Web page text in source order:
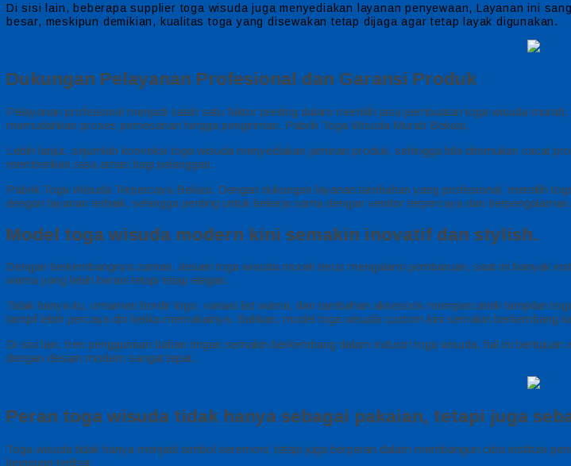
Di sisi lain, beberapa supplier toga wisuda juga menyediakan layanan penyewaan, Layanan ini
besar, meskipun demikian, kualitas toga yang disewakan tetap dijaga agar tetap layak digunakan.
Dukungan Pelayanan Profesional dan Garansi Produk
Pelayanan profesional menjadi salah satu faktor penting dalam memilih jasa pembuatan toga wisuda
memudahkan proses pemesanan hingga pengiriman. Pabrik Toga Wisuda Murah Bekasi,
Lebih lanjut, sejumlah konveksi toga wisuda menyediakan jaminan produk, sehingga bila ditemukan cacat
memberikan rasa aman bagi pelanggan.
Pabrik Toga Wisuda Terpercaya Bekasi, Dengan dukungan layanan tambahan yang profesional, memilih
dengan layanan terbaik, sehingga penting untuk bekerja sama dengan vendor terpercaya dan berpengalaman.
Model toga wisuda modern kini semakin inovatif dan stylish.
Dengan berkembangnya zaman, desain toga wisuda murah terus mengalami pembaruan, saat ini banyak
warna yang lebih berani tetapi tetap elegan.
Tidak hanya itu, ornamen bordir logo, variasi list warna, dan tambahan aksesoris mempercantik tampilan
tampil lebih percaya diri ketika memakainya. Bahkan, model toga wisuda custom kini semakin berkembang
Di sisi lain, tren penggunaan bahan ringan semakin berkembang dalam industri toga wisuda, hal ini
dengan desain modern sangat tepat.
Peran toga wisuda tidak hanya sebagai pakaian, tetapi juga
Toga wisuda tidak hanya menjadi simbol seremoni, tetapi juga berperan dalam membangun citra institusi
langsung terlihat.